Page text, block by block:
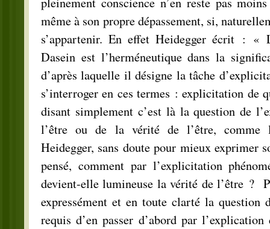
même à son propre dépassement, si,
s’appartenir. En effet Heidegger écrit : «
Dasein est l’herméneutique dans la
d’après laquelle il désigne la tâche
s’interroger en ces termes : explicitation de
disant simplement c’est là la question de
l’être ou de la vérité de l’être, comme
Heidegger, sans doute pour mieux exprimer
pensé, comment par l’explicitation
devient-elle lumineuse la vérité de l’être ?
expressément et en toute clarté la question
requis d’en passer d’abord par